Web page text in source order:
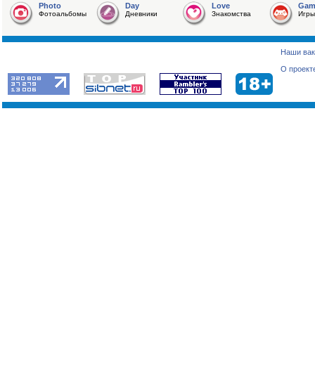
Photo
Фотоальбомы
Day
Дневники
Love
Знакомства Игры
Наши
О